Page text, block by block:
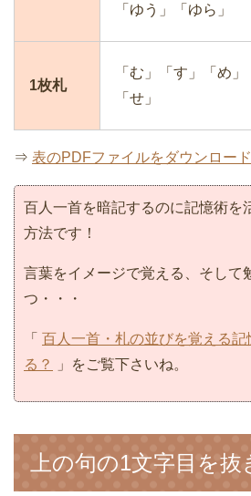
「ゆう」「ゆら」
1枚札
「む」「す」「め
「せ」
⇒ 表のPDFファイルをダウンロー
百人一首を暗記するのに記憶術を
方法です！
言葉をイメージで覚える、そして
つ・・・
「 百人一首・札の並びを覚える
る？
」をご覧下さいね。
上の句の1文字目を